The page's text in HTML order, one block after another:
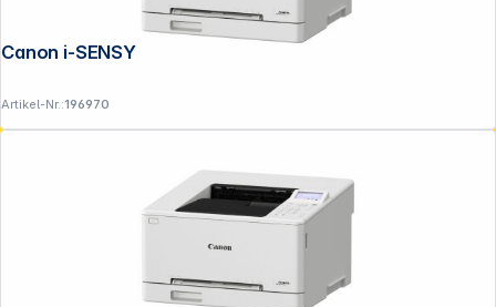
Canon i-SENSYS LBP 646 Cdw
Artikel-Nr.:196970